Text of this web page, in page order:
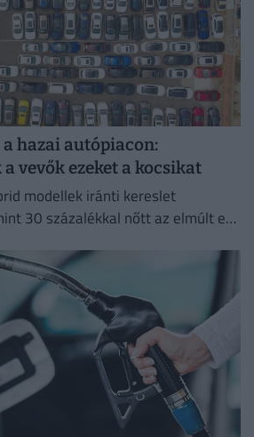
hazai autópiacon:
vevők ezeket a kocsikat
modellek iránti kereslet
30 százalékkal nőtt az elmúlt egy